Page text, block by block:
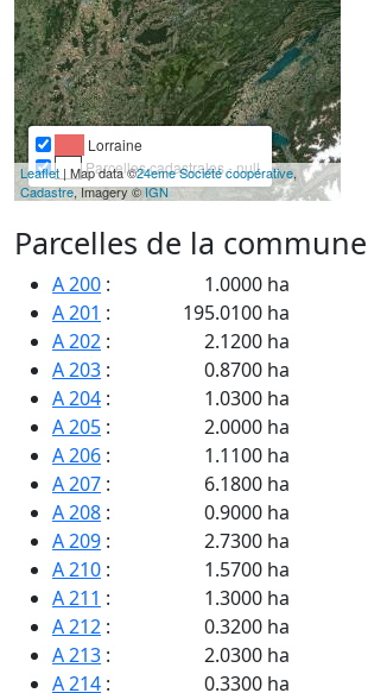
Lorraine
Parcelles cadastrales - null
Leaflet | Map data ©24eme Société coopérative,
Cadastre, Imagery ©IGN
Parcelles de la commune
A 200 :
1.0000 ha
A 201 :
195.0100 ha
A 202 :
2.1200 ha
A 203 :
0.8700 ha
A 204 :
1.0300 ha
A 205 :
2.0000 ha
A 206 :
1.1100 ha
A 207 :
6.1800 ha
A 208 :
0.9000 ha
A 209 :
2.7300 ha
A 210 :
1.5700 ha
A 211 :
1.3000 ha
A 212 :
0.3200 ha
A 213 :
2.0300 ha
A 214 : 0.3300 ha